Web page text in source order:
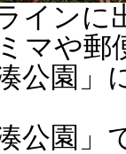
インに
マや郵
湊公園
湊公園